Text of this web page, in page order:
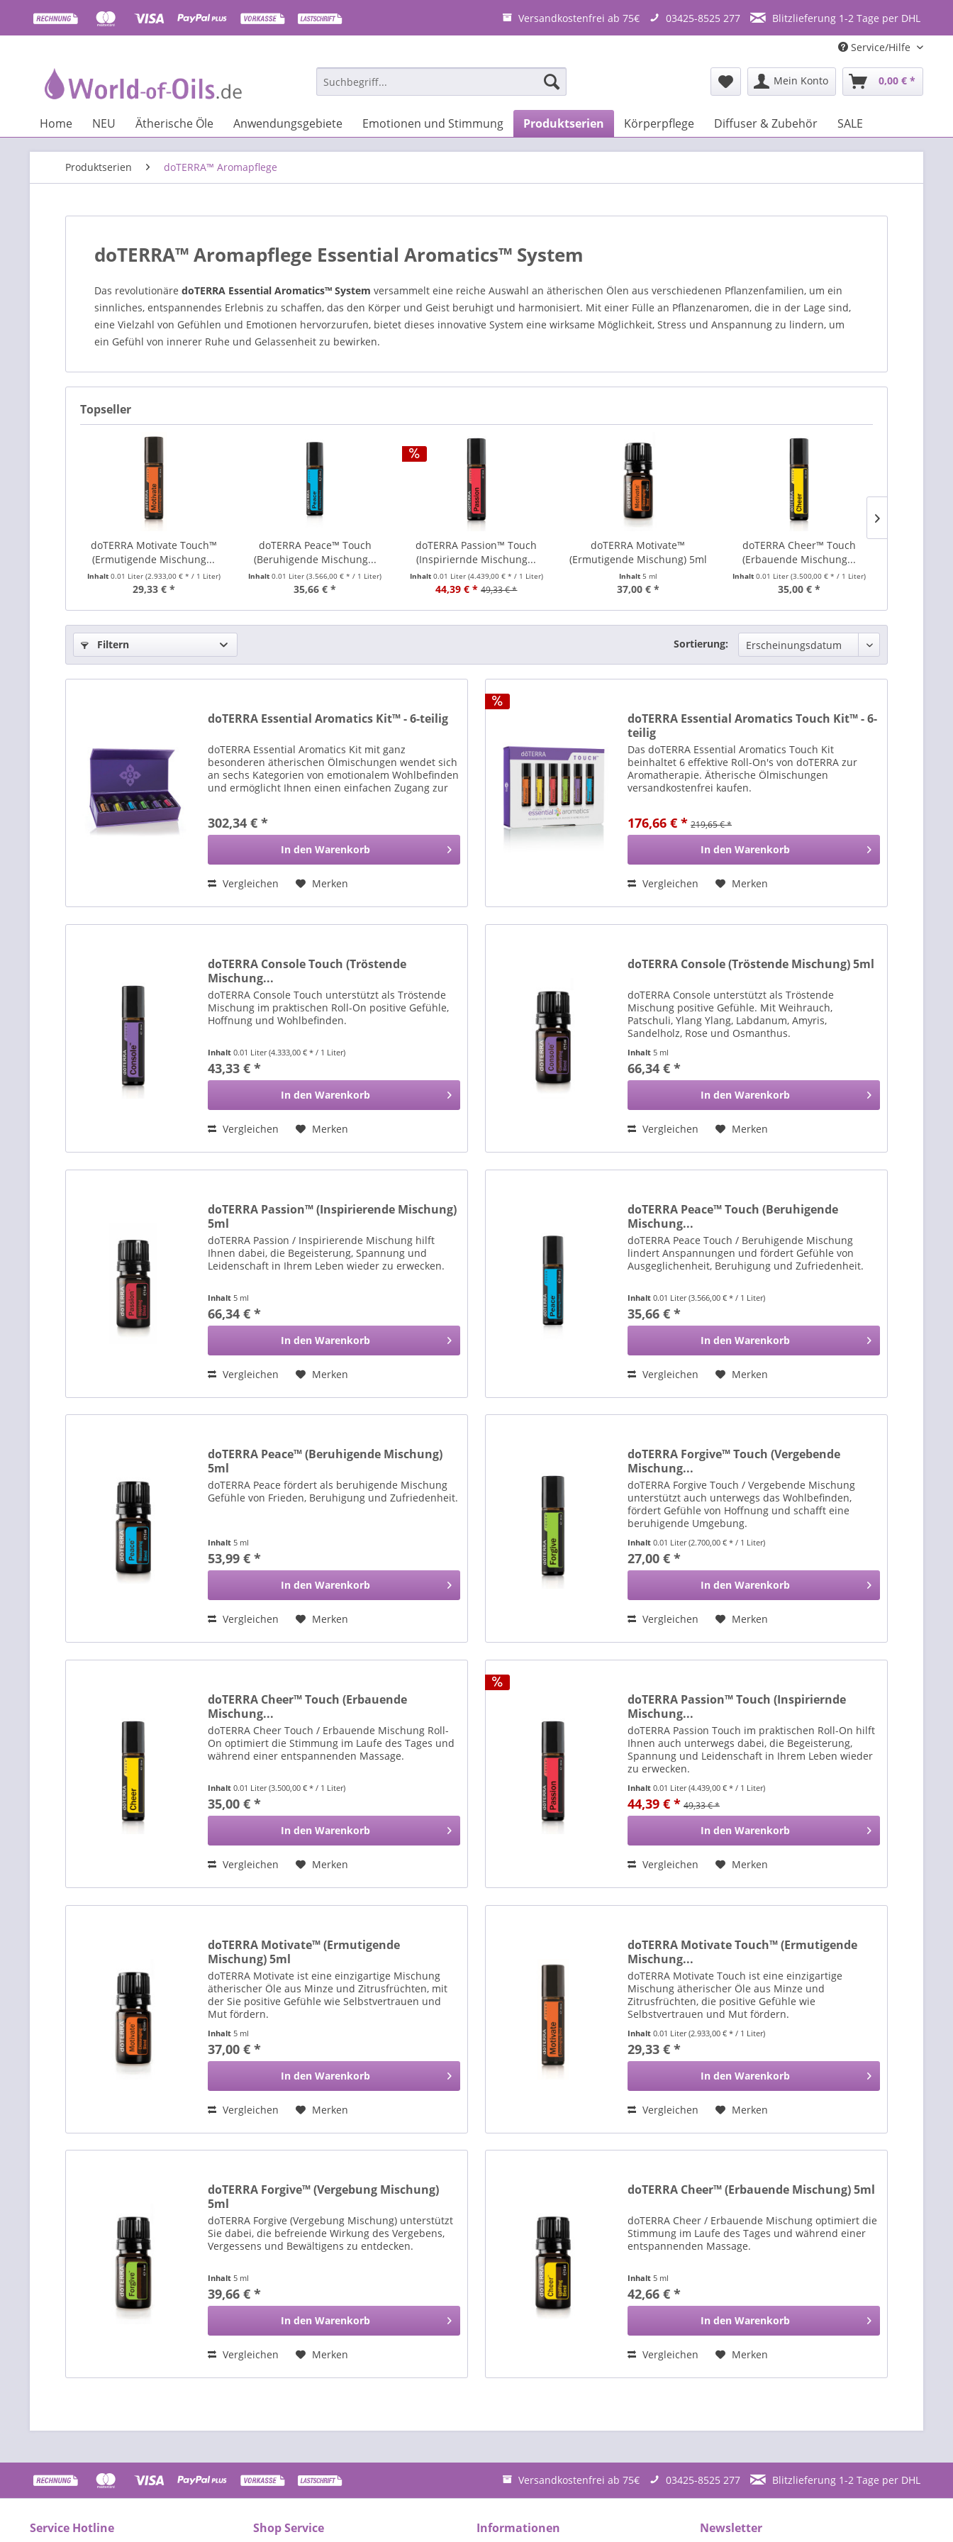
Versandkostenfrei ab 75€ 03425-8525 277 Blitzlieferung 1-2 Tage per DHL
Service/Hilfe
Mein Konto 0,00 € *
Home NEU Ätherische Öle Anwendungsgebiete Emotionen und Stimmung Produktserien Körperpflege Diffuser & Zubehör SALE
Produktserien doTERRA™ Aromapflege
doTERRA™ Aromapflege Essential Aromatics™ System
Das revolutionäre doTERRA Essential Aromatics™ System versammelt eine reiche Auswahl an ätherischen Ölen aus verschiedenen Pflanzenfamilien, um ein
sinnliches, entspannendes Erlebnis zu schaffen, das den Körper und Geist beruhigt und harmonisiert. Mit einer Fülle an Pflanzenaromen, die in der Lage sind,
eine Vielzahl von Gefühlen und Emotionen hervorzurufen, bietet dieses innovative System eine wirksame Möglichkeit, Stress und Anspannung zu lindern, um
ein Gefühl von innerer Ruhe und Gelassenheit zu bewirken.
Topseller
doTERRA Motivate Touch™
(Ermutigende Mischung...
Inhalt 0.01 Liter (2.933,00 € * / 1 Liter)
29,33 € *
doTERRA Peace™ Touch
(Beruhigende Mischung...
Inhalt0.01 Liter(3.566,00 € * / 1 Liter)
35,66 € *
doTERRA Passion™ Touch
(Inspiriernde Mischung...
Inhalt 0.01 Liter (4.439,00 € * / 1 Liter)
44,39 € * 49,33 € *
doTERRA Motivate™
(Ermutigende Mischung) 5ml
Inhalt 5 ml
37,00 € *
doTERRA Cheer™ Touch
(Erbauende Mischung...
Inhalt0.01 Liter(3.500,00 € * / 1 Liter)
35,00 € *
Filtern Sortierung:
doTERRA Essential Aromatics Kit™ - 6-teilig
doTERRA Essential Aromatics Kit mit ganz
besonderen ätherischen Ölmischungen wendet sich
an sechs Kategorien von emotionalem Wohlbefinden
und ermöglicht Ihnen einen einfachen Zugang zur
302,34 € *
In den Warenkorb
Vergleichen Merken
doTERRA Essential Aromatics Touch Kit™ - 6-
teilig
Das doTERRA Essential Aromatics Touch Kit
beinhaltet 6 effektive Roll-On's von doTERRA zur
Aromatherapie. Ätherische Ölmischungen
versandkostenfrei kaufen.
176,66 € * 219,65 € *
In den Warenkorb
Vergleichen Merken
doTERRA Console Touch (Tröstende
Mischung...
doTERRA Console Touch unterstützt als Tröstende
Mischung im praktischen Roll-On positive Gefühle,
Hoffnung und Wohlbefinden.
Inhalt0.01 Liter(4.333,00 € * / 1 Liter)
43,33 € *
In den Warenkorb
Vergleichen Merken
doTERRA Console (Tröstende Mischung) 5ml
doTERRA Console unterstützt als Tröstende
Mischung positive Gefühle. Mit Weihrauch,
Patschuli, Ylang Ylang, Labdanum, Amyris,
Sandelholz, Rose und Osmanthus.
Inhalt5 ml
66,34 € *
In den Warenkorb
Vergleichen Merken
doTERRA Passion™ (Inspirierende Mischung)
5ml
doTERRA Passion / Inspirierende Mischung hilft
Ihnen dabei, die Begeisterung, Spannung und
Leidenschaft in Ihrem Leben wieder zu erwecken.
Inhalt 5 ml
66,34 € *
In den Warenkorb
Vergleichen Merken
doTERRA Peace™ Touch (Beruhigende
Mischung...
doTERRA Peace Touch / Beruhigende Mischung
lindert Anspannungen und fördert Gefühle von
Ausgeglichenheit, Beruhigung und Zufriedenheit.
Inhalt0.01 Liter(3.566,00 € * / 1 Liter)
35,66 € *
In den Warenkorb
Vergleichen Merken
doTERRA Peace™ (Beruhigende Mischung)
5ml
doTERRA Peace fördert als beruhigende Mischung
Gefühle von Frieden, Beruhigung und Zufriedenheit.
Inhalt5 ml
53,99 € *
In den Warenkorb
Vergleichen Merken
doTERRA Forgive™ Touch (Vergebende
Mischung...
doTERRA Forgive Touch / Vergebende Mischung
unterstützt auch unterwegs das Wohlbefinden,
fördert Gefühle von Hoffnung und schafft eine
beruhigende Umgebung.
Inhalt0.01 Liter(2.700,00 € * / 1 Liter)
27,00 € *
In den Warenkorb
Vergleichen Merken
doTERRA Cheer™ Touch (Erbauende
Mischung...
doTERRA Cheer Touch / Erbauende Mischung Roll-
On optimiert die Stimmung im Laufe des Tages und
während einer entspannenden Massage.
Inhalt0.01 Liter(3.500,00 € * / 1 Liter)
35,00 € *
In den Warenkorb
Vergleichen Merken
doTERRA Passion™ Touch (Inspiriernde
Mischung...
doTERRA Passion Touch im praktischen Roll-On hilft
Ihnen auch unterwegs dabei, die Begeisterung,
Spannung und Leidenschaft in Ihrem Leben wieder
zu erwecken.
Inhalt0.01 Liter(4.439,00 € * / 1 Liter)
44,39 € * 49,33 € *
In den Warenkorb
Vergleichen Merken
doTERRA Motivate™ (Ermutigende
Mischung) 5ml
doTERRA Motivate ist eine einzigartige Mischung
ätherischer Öle aus Minze und Zitrusfrüchten, mit
der Sie positive Gefühle wie Selbstvertrauen und
Mut fördern.
Inhalt 5 ml
37,00 € *
In den Warenkorb
Vergleichen Merken
doTERRA Motivate Touch™ (Ermutigende
Mischung...
doTERRA Motivate Touch ist eine einzigartige
Mischung ätherischer Öle aus Minze und
Zitrusfrüchten, die positive Gefühle wie
Selbstvertrauen und Mut fördern.
Inhalt0.01 Liter(2.933,00 € * / 1 Liter)
29,33 € *
In den Warenkorb
Vergleichen Merken
doTERRA Forgive™ (Vergebung Mischung)
5ml
doTERRA Forgive (Vergebung Mischung) unterstützt
Sie dabei, die befreiende Wirkung des Vergebens,
Vergessens und Bewältigens zu entdecken.
Inhalt5 ml
39,66 € *
In den Warenkorb
Vergleichen Merken
doTERRA Cheer™ (Erbauende Mischung) 5ml
doTERRA Cheer / Erbauende Mischung optimiert die
Stimmung im Laufe des Tages und während einer
entspannenden Massage.
Inhalt5 ml
42,66 € *
In den Warenkorb
Vergleichen Merken
Versandkostenfrei ab 75€ 03425-8525 277 Blitzlieferung 1-2 Tage per DHL
Service Hotline Shop Service Informationen Newsletter